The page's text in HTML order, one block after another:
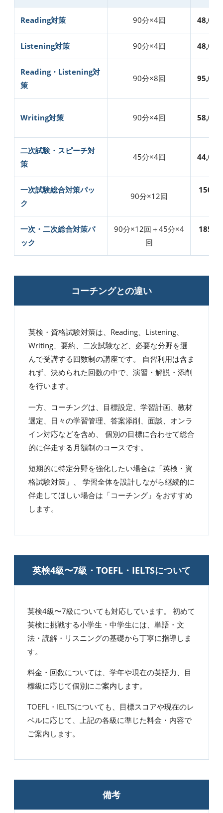
Reading対策 90分×4回 48,000
Listening対策 90分×4回 48,000
Reading・Listening対
策
90分×8回 95,000
Writing対策 90分×4回 58,000
二次試験・スピーチ対
策
45分×4回 44,000
一次試験総合対策パッ
ク
90分×12回
一次・二次総合対策パ
ック
90分×12回＋45分×4
回
コーチングとの違い
英検・資格試験対策は、Reading、Listening、
Writing、要約、二次試験など、必要な分野を選
んで受講する回数制の講座です。 自習利用は含ま
れず、決められた回数の中で、演習・解説・添削
を行います。
一方、コーチングは、目標設定、学習計画、教材
選定、日々の学習管理、答案添削、面談、オンラ
イン対応などを含め、 個別の目標に合わせて総合
的に伴走する月額制のコースです。
短期的に特定分野を強化したい場合は「英検・資
格試験対策」、 学習全体を設計しながら継続的に
伴走してほしい場合は「コーチング」をおすすめ
します。
英検4級〜7級・TOEFL・IELTSについて
英検4級〜7級についても対応しています。 初めて
英検に挑戦する小学生・中学生には、単語・文
法・読解・リスニングの基礎から丁寧に指導しま
す。
料金・回数については、学年や現在の英語力、目
標級に応じて個別にご案内します。
TOEFL・IELTSについても、目標スコアや現在のレ
ベルに応じて、上記の各級に準じた料金・内容で
ご案内します。
備考